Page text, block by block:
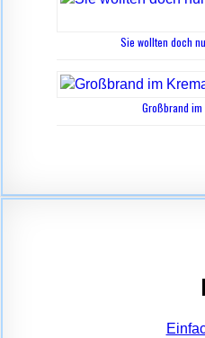
Sie wollten doch
Großbrand